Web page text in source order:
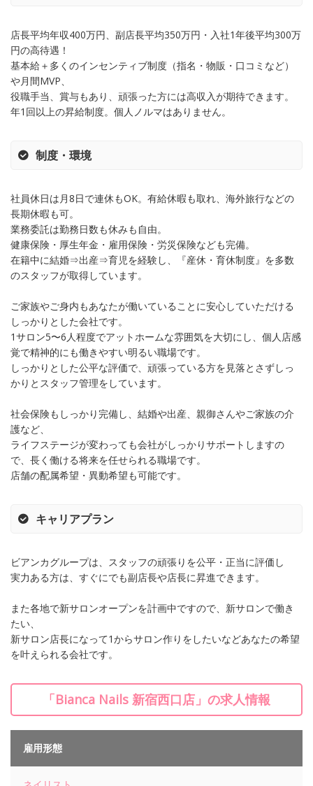
店長平均年収400万円、副店長平均350万円・入社1年後平均300万
円の高待遇！
基本給＋多くのインセンティブ制度（指名・物販・口コミなど）
や月間MVP、
役職手当、賞与もあり、頑張った方には高収入が期待できます。
年1回以上の昇給制度。個人ノルマはありません。
制度・環境
社員休日は月8日で連休もOK。有給休暇も取れ、海外旅行などの
長期休暇も可。
業務委託は勤務日数も休みも自由。
健康保険・厚生年金・雇用保険・労災保険なども完備。
在籍中に結婚⇒出産⇒育児を経験し、『産休・育休制度』を多数
のスタッフが取得しています。
ご家族やご身内もあなたが働いていることに安心していただける
しっかりとした会社です。
1サロン5〜6人程度でアットホームな雰囲気を大切にし、個人店感
覚で精神的にも働きやすい明るい職場です。
しっかりとした公平な評価で、頑張っている方を見落とさずしっ
かりとスタッフ管理をしています。
社会保険もしっかり完備し、結婚や出産、親御さんやご家族の介
護など、
ライフステージが変わっても会社がしっかりサポートしますの
で、長く働ける将来を任せられる職場です。
店舗の配属希望・異動希望も可能です。
キャリアプラン
ビアンカグループは、スタッフの頑張りを公平・正当に評価し
実力ある方は、すぐにでも副店長や店長に昇進できます。
また各地で新サロンオープンを計画中ですので、新サロンで働き
たい、
新サロン店長になって1からサロン作りをしたいなどあなたの希望
を叶えられる会社です。
「Bianca Nails 新宿西口店」の求人情報
雇用形態